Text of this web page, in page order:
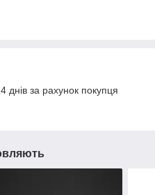
за рахунок покупця